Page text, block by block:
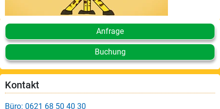
Anfrage
Buchung
Kontakt
Büro: 0621 68 50 40 30